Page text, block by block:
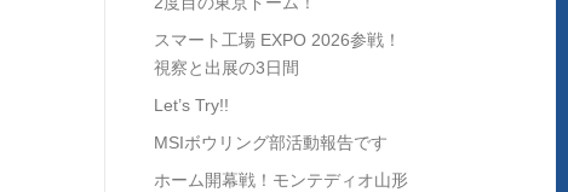
スマート工場 EXPO 2026参戦！
視察と出展の3日間
Let’s Try!!
MSIボウリング部活動報告です
ホーム開幕戦！モンテディオ山形